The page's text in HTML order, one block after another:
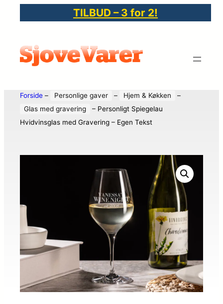
TILBUD – 3 for 2!
Forside – Personlige gaver – Hjem & Køkken
–
Glas med gravering
– Personligt Spiegelau
Hvidvinsglas med Gravering – Egen Tekst